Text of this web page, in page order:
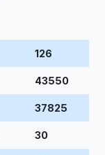
126
43550
37825
30